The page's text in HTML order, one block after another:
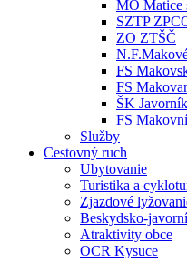
MO Matice
SZTP
ZO ZTŠČ
FS
FS
ŠK
FS
Služby
Cestovný ruch
Ubytovanie
Turistika a
Zjazdové
Beskydsko-
Atraktivity obce
OCR Kysuce